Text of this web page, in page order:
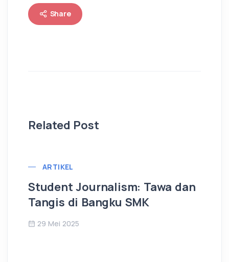
Share
Related Post
ARTIKEL
Student Journalism: Tawa dan
Tangis di Bangku SMK
29 Mei 2025